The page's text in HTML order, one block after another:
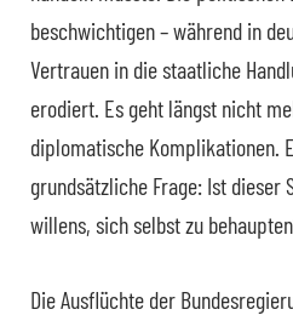
beschwichtigen – während in
Vertrauen in die staatliche
erodiert. Es geht längst nicht
diplomatische Komplikationen.
grundsätzliche Frage: Ist dieser
willens, sich selbst zu
Die Ausflüchte der